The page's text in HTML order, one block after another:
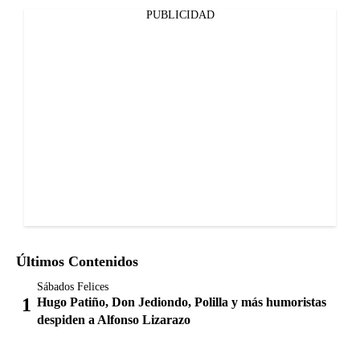
PUBLICIDAD
Últimos Contenidos
Sábados Felices
Hugo Patiño, Don Jediondo, Polilla y más humoristas
despiden a Alfonso Lizarazo